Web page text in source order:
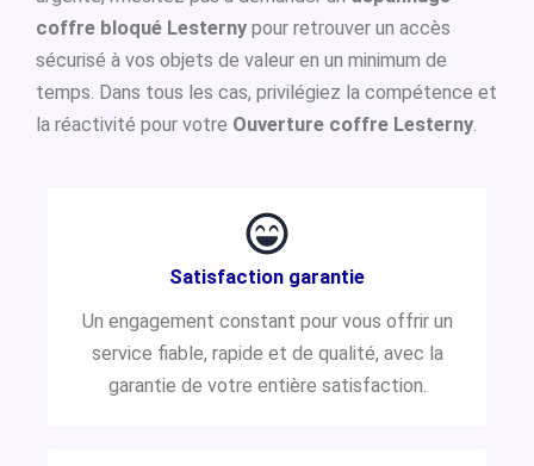
coffre bloqué Lesterny pour retrouver un accès
sécurisé à vos objets de valeur en un minimum de
temps. Dans tous les cas, privilégiez la compétence et
la réactivité pour votre Ouverture coffre Lesterny.
Satisfaction garantie
Un engagement constant pour vous offrir un
service fiable, rapide et de qualité, avec la
garantie de votre entière satisfaction.